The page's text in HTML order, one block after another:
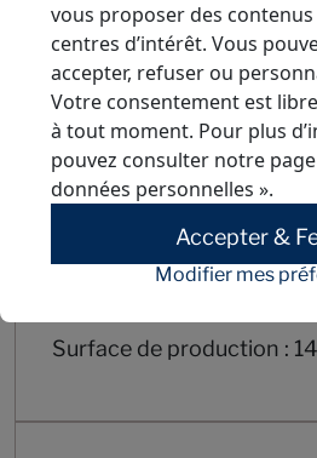
2000
Acquisition du premier
Surface de production :
vous proposer des contenus
centres d’intérêt. Vous
accepter, refuser ou
Votre consentement est
à tout moment. Pour plus
pouvez consulter notre page
données personnelles ».
Accepter &
Modifier mes